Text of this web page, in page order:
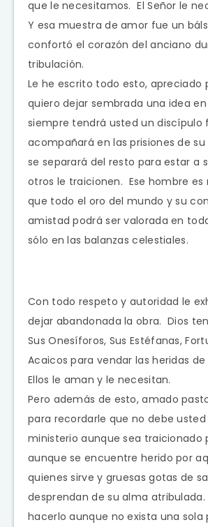
que le necesitamos. El Señor le
Y esa muestra de amor fue un
confortó el corazón del anciano
tribulación.
Le he escrito todo esto, apreciado
quiero dejar sembrada una idea
siempre tendrá usted un discípulo
acompañará en las prisiones de
se separará del resto para estar a
otros le traicionen. Ese hombre es
que todo el oro del mundo y su
amistad podrá ser valorada en
sólo en las balanzas celestiales.
Con todo respeto y autoridad le
dejar abandonada la obra. Dios
Sus Onesíforos, Sus Estéfanas,
Acaicos para vendar las heridas de
Ellos le aman y le necesitan.
Pero además de esto, amado
para recordarle que no debe usted
ministerio aunque sea traicionado
aunque se encuentre herido por
quienes sirve y gruesas gotas de
desprendan de su alma
hacerlo aunque no exista una sola